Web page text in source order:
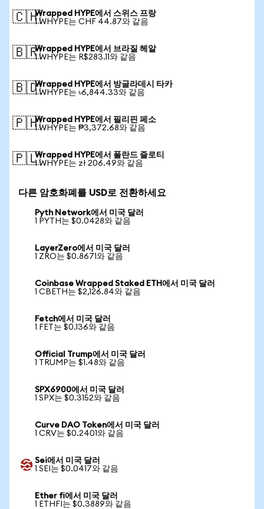
🇨🇭Wrapped HYPE에서 스위스 프랑
1 WHYPE는 CHF 44.87와 같음
🇧🇷Wrapped HYPE에서 브라질 헤알
1 WHYPE는 R$283.11와 같음
🇧🇩Wrapped HYPE에서 방글라데시 타카
1 WHYPE는 ৳6,844.33와 같음
🇵🇭Wrapped HYPE에서 필리핀 페소
1 WHYPE는 ₱3,372.68와 같음
🇵🇱Wrapped HYPE에서 폴란드 즐로티
1 WHYPE는 zł 206.49와 같음
다른 암호화폐를 USD로 전환하세요
Pyth Network에서 미국 달러
1 PYTH는 $0.0428와 같음
LayerZero에서 미국 달러
1 ZRO는 $0.8671와 같음
Coinbase Wrapped Staked ETH에서 미국 달러
1 CBETH는 $2,126.84와 같음
Fetch에서 미국 달러
1 FET는 $0.136와 같음
Official Trump에서 미국 달러
1 TRUMP는 $1.48와 같음
SPX6900에서 미국 달러
1 SPX는 $0.3152와 같음
Curve DAO Token에서 미국 달러
1 CRV는 $0.2401와 같음
Sei에서 미국 달러
1 SEI는 $0.0417와 같음
Ether fi에서 미국 달러
1 ETHFI는 $0.3889와 같음